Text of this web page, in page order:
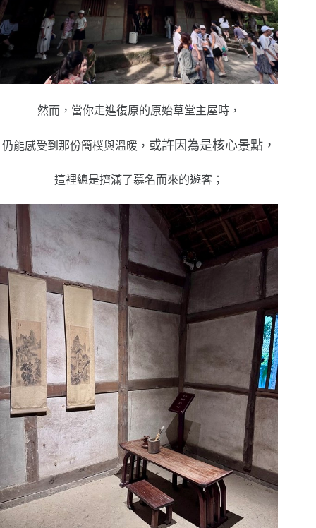
然而，當你走進復原的原始草堂主屋時，
仍能感受到那份簡樸與溫暖， 或許因為是核心景點，
這裡總是擠滿了慕名而來的遊客；